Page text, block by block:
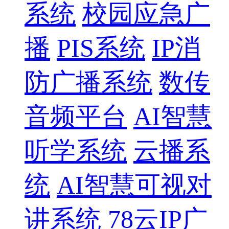
系统 校园应急广
播 PIS系统 IP消
防广播系统 数传
音频平台 AI智慧
听学系统 云播系
统 AI智慧可视对
讲系统 78云IP广